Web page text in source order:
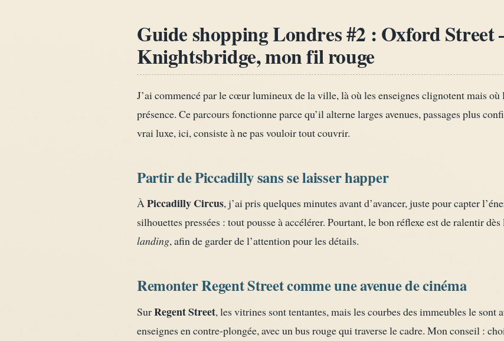
Guide shopping Londres #2 : Oxford Street
Knightsbridge, mon fil rouge
J’ai commencé par le cœur lumineux de la ville, là où les enseignes clignotent mais où
présence. Ce parcours fonctionne parce qu’il alterne larges avenues, passages plus
vrai luxe, ici, consiste à ne pas vouloir tout couvrir.
Partir de Piccadilly sans se laisser happer
ÀPiccadilly Circus, j’ai pris quelques minutes avant d’avancer, juste pour capter
silhouettes pressées : tout pousse à accélérer. Pourtant, le bon réflexe est de ralentir
landing, afin de garder de l’attention pour les détails.
Remonter Regent Street comme une avenue de cinéma
SurRegent Street, les vitrines sont tentantes, mais les courbes des immeubles le sont
enseignes en contre-plongée, avec un bus rouge qui traverse le cadre. Mon conseil :